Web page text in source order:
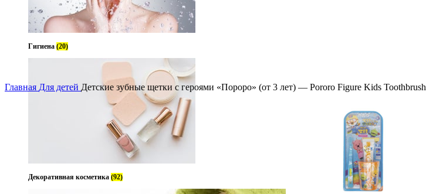
Гигиена (20)
Декоративная косметика (92)
Главная Для детей Детские зубные щетки с героями «Пороро» (от 3 лет) — Pororo Figure Kids Toothbrush